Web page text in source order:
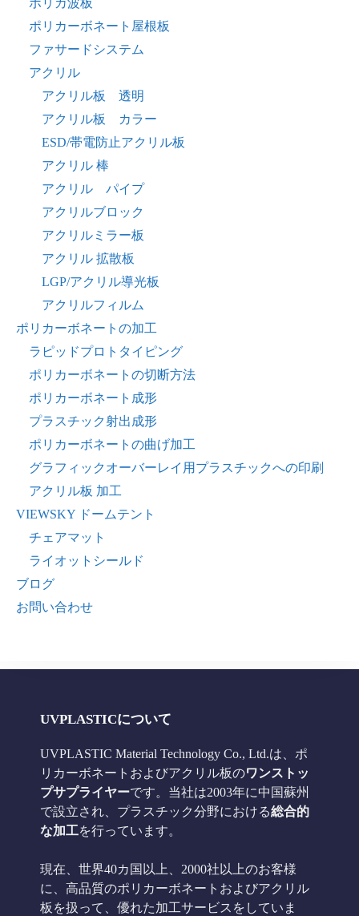
ポリカ波板
ポリカーボネート屋根板
ファサードシステム
アクリル
アクリル板 透明
アクリル板 カラー
ESD/帯電防止アクリル板
アクリル 棒
アクリル パイプ
アクリルブロック
アクリルミラー板
アクリル 拡散板
LGP/アクリル導光板
アクリルフィルム
ポリカーボネートの加工
ラピッドプロトタイピング
ポリカーボネートの切断方法
ポリカーボネート成形
プラスチック射出成形
ポリカーボネートの曲げ加工
グラフィックオーバーレイ用プラスチックへの印刷
アクリル板 加工
VIEWSKY ドームテント
チェアマット
ライオットシールド
ブログ
お問い合わせ
UVPLASTICについて
UVPLASTIC Material Technology Co., Ltd.は、ポ
リカーボネートおよびアクリル板のワンストッ
プサプライヤーです。当社は2003年に中国蘇州
で設立され、プラスチック分野における総合的
な加工を行っています。
現在、世界40カ国以上、2000社以上のお客様
に、高品質のポリカーボネートおよびアクリル
板を扱って、優れた加工サービスをしていま